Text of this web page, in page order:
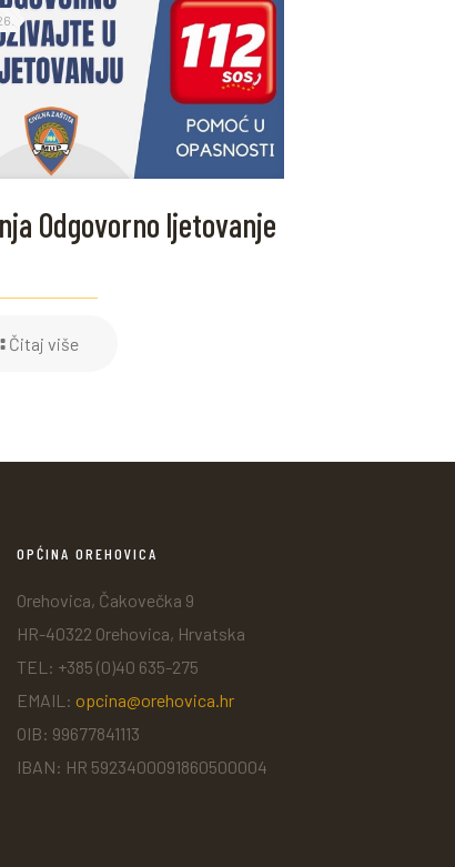
Odgovorno ljetovanje
Čitaj više
OPĆINA OREHOVICA
Orehovica, Čakovečka 9
HR-40322 Orehovica, Hrvatska
TEL: +385 (0)40 635-275
EMAIL: opcina@orehovica.hr
OIB: 99677841113
IBAN: HR 5923400091860500004